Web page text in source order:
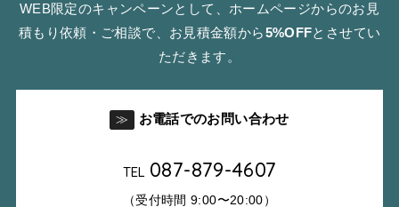
WEB限定のキャンペーンとして、ホームページからのお見
積もり依頼・ご相談で、お見積金額から5%OFFとさせてい
ただきます。
≫ お電話でのお問い合わせ
TEL 087-879-4607
（受付時間 9:00〜20:00）